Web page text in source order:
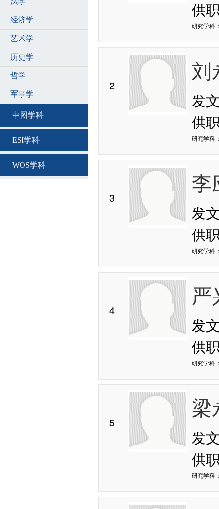
经济学
艺术学
历史学
哲学
军事学
中图学科
ESI学科
WOS学科
供
研究学科
刘
2
发
供
研究学科
李
3
发
供
研究学科
严
4
发
供
研究学科
梁
5
发
供
研究学科